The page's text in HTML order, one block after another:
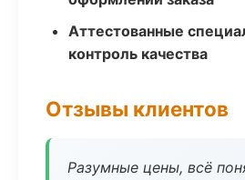
Аттестованные
контроль качества
Отзывы клиентов
Разумные цены, всё